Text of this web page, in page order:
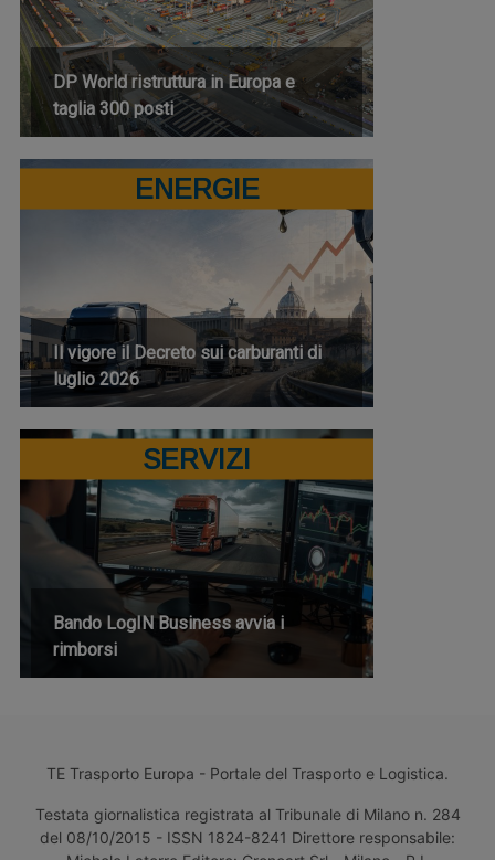
DP World ristruttura in Europa e
taglia 300 posti
ENERGIE
Il vigore il Decreto sui carburanti di
luglio 2026
SERVIZI
Bando LogIN Business avvia i
rimborsi
TE Trasporto Europa - Portale del Trasporto e Logistica.
Testata giornalistica registrata al Tribunale di Milano n. 284
del 08/10/2015 - ISSN 1824-8241 Direttore responsabile: